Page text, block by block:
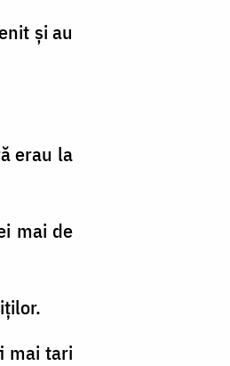
şi au
erau la
mai de
mai tari